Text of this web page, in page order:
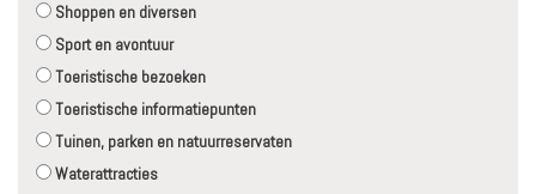
Shoppen en diversen
Sport en avontuur
Toeristische bezoeken
Toeristische informatiepunten
Tuinen, parken en natuurreservaten
Waterattracties